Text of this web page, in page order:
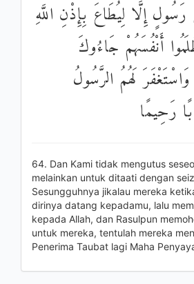
إِلَّا لِيُطَاعَ بِإِذْنِ اللَّهِ
أَنْفُسَهُمْ جَاءُوكَ
وَاسْتَغْفَرَ لَهُمُ الرَّسُولُ
رَحِيمًا
64. Dan Kami tidak mengutus
melainkan untuk ditaati dengan
Sesungguhnya jikalau mereka
dirinya datang kepadamu, lalu
kepada Allah, dan Rasulpun
untuk mereka, tentulah mereka
Penerima Taubat lagi Maha